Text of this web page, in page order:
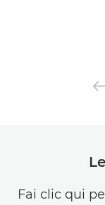
Fai clic qui